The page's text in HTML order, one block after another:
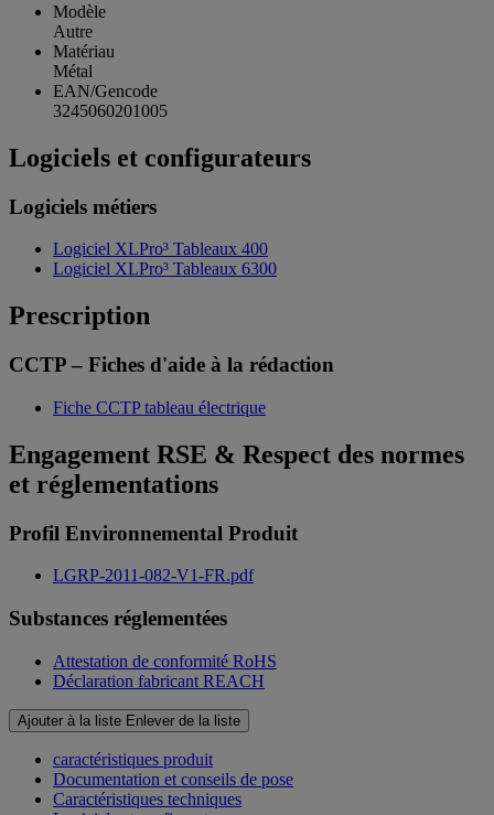
Modèle
Autre
Matériau
Métal
EAN/Gencode
3245060201005
Logiciels et configurateurs
Logiciels métiers
Logiciel XLPro³ Tableaux 400
Logiciel XLPro³ Tableaux 6300
Prescription
CCTP – Fiches d'aide à la rédaction
Fiche CCTP tableau électrique
Engagement RSE & Respect des normes
et réglementations
Profil Environnemental Produit
LGRP-2011-082-V1-FR.pdf
Substances réglementées
Attestation de conformité RoHS
Déclaration fabricant REACH
Ajouter à la liste Enlever de la liste
caractéristiques produit
Documentation et conseils de pose
Caractéristiques techniques